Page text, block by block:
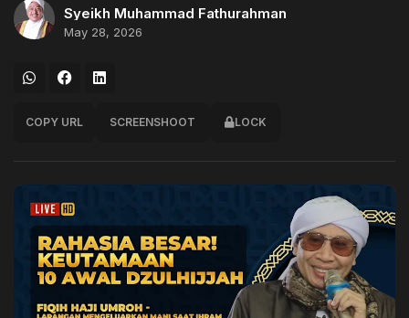
Syeikh Muhammad Fathurahman
May 28, 2026
COPY URL SCREENSHOOT LOCK